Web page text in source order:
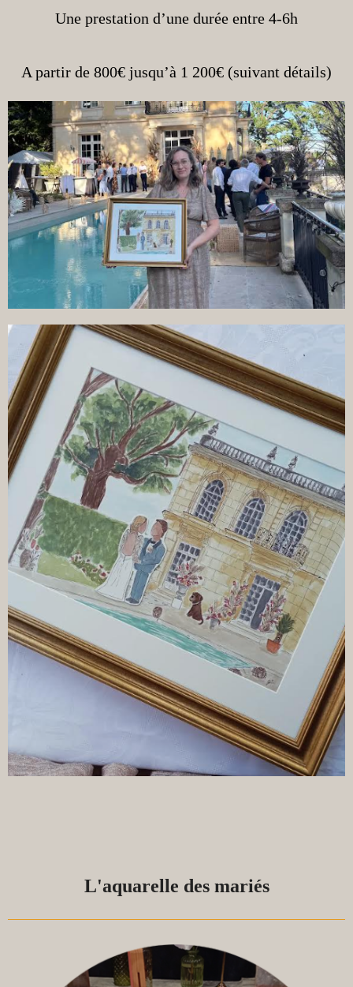
Une prestation d’une durée entre 4-6h
A partir de 800€ jusqu’à 1 200€ (suivant détails)
L'aquarelle des mariés